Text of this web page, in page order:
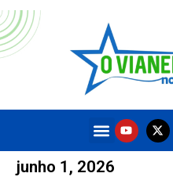
junho 1, 2026